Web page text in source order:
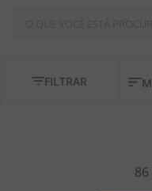
FILTRAR
86